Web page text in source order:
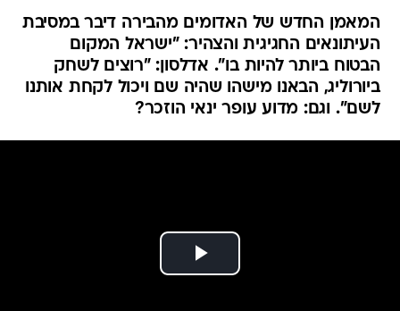
המאמן החדש של האדומים מהבירה דיבר במסיבת
העיתונאים החגיגית והצהיר: "ישראל המקום
הבטוח ביותר להיות בו". אדלסון: "רוצים לשחק
ביורוליג, הבאנו מישהו שהיה שם ויכול לקחת אותנו
לשם". וגם: מדוע עופר ינאי הוזכר?